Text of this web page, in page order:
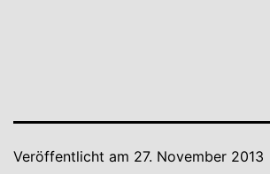
Veröffentlicht am 27. November 2013